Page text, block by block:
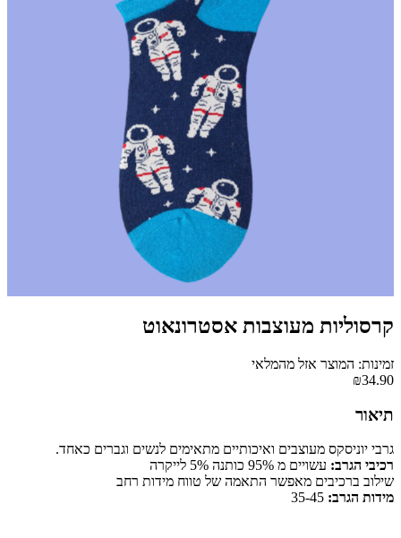
קרסוליות מעוצבות אסטרונאוט
זמינות: המוצר אזל מהמלאי
₪34.90
תיאור
גרבי יוניסקס מעוצבים ואיכותיים מתאימים לנשים וגברים כאחד.
רכיבי הגרב: עשויים מ 95% כותנה 5% לייקרה
שילוב ברכיבים מאפשר התאמה של טווח מידות רחב
מידות הגרב: 35-45